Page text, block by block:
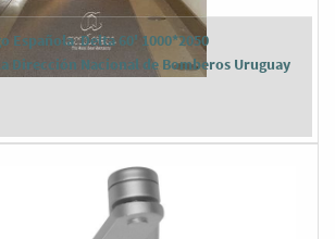
Española Delta 60' 1000*2050
Dirección Nacional de Bomberos Uruguay